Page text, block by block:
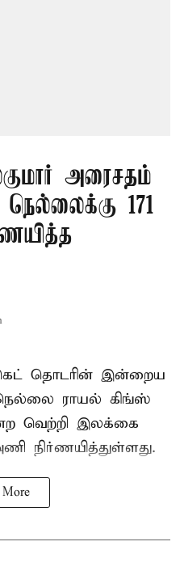
அரைசதம்
171
தொடரின் இன்றைய
ராயல் கிங்ஸ்
வெற்றி இலக்கை
நிர்ணயித்துள்ளது.